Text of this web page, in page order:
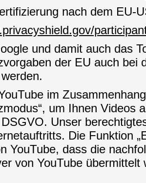
nach dem EU-
und damit auch das
der EU auch bei
im
um Ihnen Videos
Unser
Die Funktion
YouTube, dass die
von YouTube